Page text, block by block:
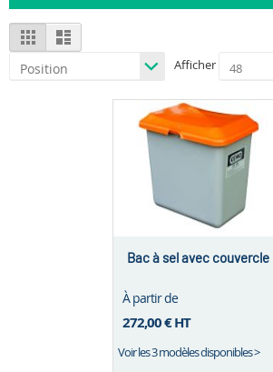
View
as
Grid List
Afficher
Bac à sel avec couvercle
À partir de
272,00 €HT
Voir les 3 modèles disponibles >